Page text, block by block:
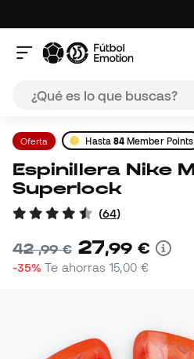
Oferta Hasta 84 Member Points
Espinillera Nike Mercurial Lite
Superlock
(64)
42,99 € 27,99 €
-35% Te ahorras15,00 €